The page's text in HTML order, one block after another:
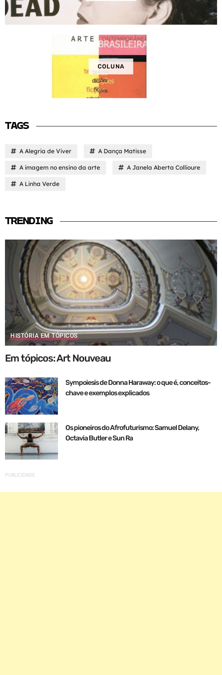
COLUNA
TAGS
A Alegria de Viver A Dança Matisse
A imagem no ensino da arte A Janela Aberta Collioure
A Linha Verde
TRENDING
HISTÓRIA EM TÓPICOS
Em tópicos: Art Nouveau
Sympoiesis de Donna Haraway: o que é, conceitos-
chave e exemplos explicados
Os pioneiros do Afrofuturismo: Samuel Delany,
Octavia Butler e Sun Ra
PUBLICIDADE